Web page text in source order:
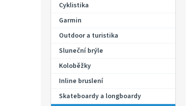
Cyklistika
Garmin
Outdoor a turistika
Sluneční brýle
Koloběžky
Inline bruslení
Skateboardy a longboardy